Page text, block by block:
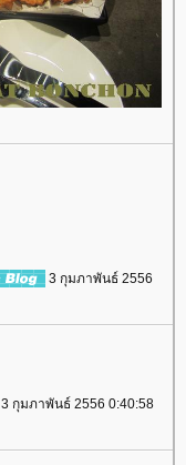
3 กุมภาพันธ์ 2556
3 กุมภาพันธ์ 2556 0:40:58